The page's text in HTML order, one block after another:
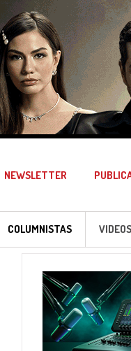
NEWSLETTER
COLUMNISTAS VIDEOS